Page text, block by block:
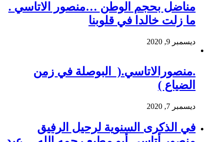
مناضل بحجم الوطن …منصور الاتاسي .
ما زلت خالدا في قلوبنا
ديسمبر 9, 2020
.منصورالاتاسي.( البوصلة في زمن
الضياع )
ديسمبر 7, 2020
في الذكرى السنوية لرحيل الرفيق